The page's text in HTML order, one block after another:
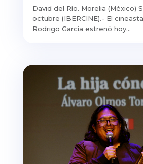
David del Río. Morelia (México)
octubre (IBERCINE).- El
Rodrigo García estrenó hoy...